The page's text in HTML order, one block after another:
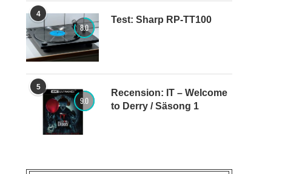
4
8.0
Test: Sharp RP-TT100
5
9.0
Recension: IT – Welcome
to Derry / Säsong 1